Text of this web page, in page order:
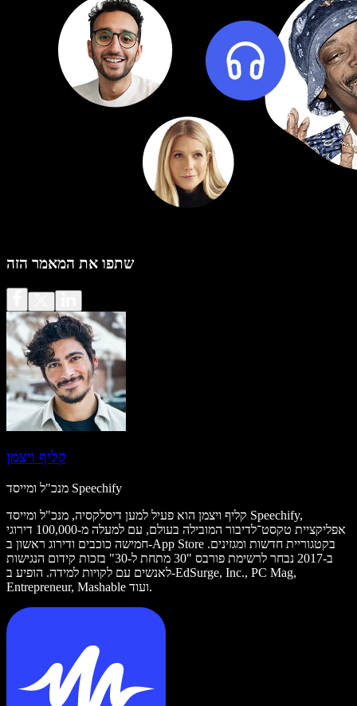
שתפו את המאמר הזה
קליף ויצמן
מנכ"ל ומייסד Speechify
קליף ויצמן הוא פעיל למען דיסלקסיה, מנכ"ל ומייסד Speechify,
אפליקציית טקסט־לדיבור המובילה בעולם, עם למעלה מ-100,000 דירוגי
חמישה כוכבים ודירוג ראשון ב-App Store בקטגוריית חדשות ומגזינים.
ב-2017 נבחר לרשימת פורבס "30 מתחת ל-30" בזכות קידום הנגישות
לאנשים עם לקויות למידה. הופיע ב-EdSurge, Inc., PC Mag,
Entrepreneur, Mashable ועוד.